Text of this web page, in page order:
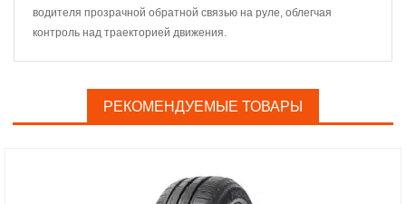
водителя прозрачной обратной связью на руле, облегчая
контроль над траекторией движения.
РЕКОМЕНДУЕМЫЕ ТОВАРЫ